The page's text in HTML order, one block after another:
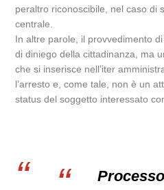
peraltro riconoscibile, nel caso di
centrale.
In altre parole, il provvedimento
di diniego della cittadinanza, ma
che si inserisce nell’iter
l’arresto e, come tale, non è un
status del soggetto interessato